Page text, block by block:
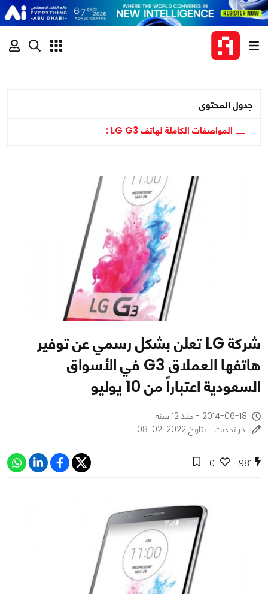
جدول المحتوى
المواصفات الكاملة لهاتف LG G3 :
شركة LG تعلن بشكل رسمي عن توفير
هاتفها العملاق G3 في الأسواق
السعودية اعتباراً من 10 يوليو
2014-06-18 - منذ 12 سنة
اخر تحديث - بتاريخ 2022-02-08
981
0